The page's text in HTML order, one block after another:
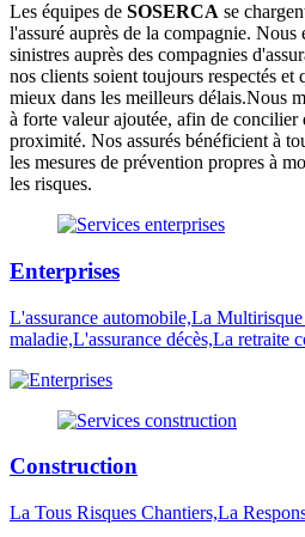
Les équipes de SOSERCA se
l'assuré auprès de la compagnie.
sinistres auprès des compagnies
nos clients soient toujours respectés et
mieux dans les meilleurs délais.Nous
à forte valeur ajoutée, afin de
proximité. Nos assurés bénéficient à
les mesures de prévention propres à
les risques.
Enterprises
L'assurance automobile,La
maladie,L'assurance décès,La retraite
Construction
La Tous Risques Chantiers,La